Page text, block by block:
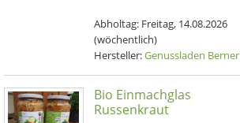
Abholtag: Freitag, 14.08.2026
(wöchentlich)
Hersteller:Genussladen Berner
Bio Einmachglas
Russenkraut